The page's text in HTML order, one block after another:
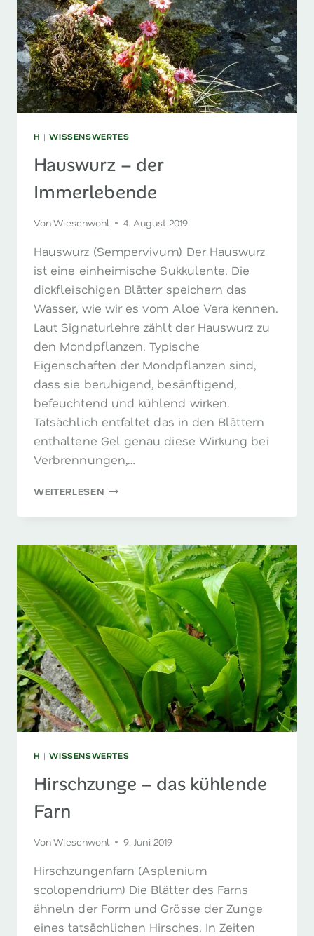
H |WISSENSWERTES
Hauswurz – der
Immerlebende
Von Wiesenwohl 4. August 2019
Hauswurz (Sempervivum) Der Hauswurz
ist eine einheimische Sukkulente. Die
dickfleischigen Blätter speichern das
Wasser, wie wir es vom Aloe Vera kennen.
Laut Signaturlehre zählt der Hauswurz zu
den Mondpflanzen. Typische
Eigenschaften der Mondpflanzen sind,
dass sie beruhigend, besänftigend,
befeuchtend und kühlend wirken.
Tatsächlich entfaltet das in den Blättern
enthaltene Gel genau diese Wirkung bei
Verbrennungen,…
WEITERLESENHAUSWURZ
DER
H |WISSENSWERTES
Hirschzunge – das kühlende
Farn
Von Wiesenwohl 9. Juni 2019
Hirschzungenfarn (Asplenium
scolopendrium) Die Blätter des Farns
ähneln der Form und Grösse der Zunge
eines tatsächlichen Hirsches. In Zeiten